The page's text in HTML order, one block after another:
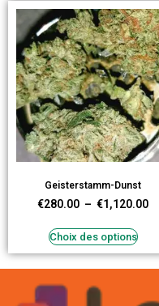
Geisterstamm-Dunst
€280.00 – €1,120.00
Choix des options